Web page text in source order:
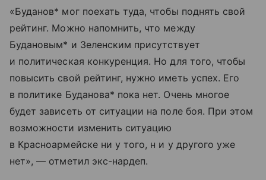
«Буданов* мог поехать туда, чтобы поднять свой
рейтинг. Можно напомнить, что между
Будановым* и Зеленским присутствует
и политическая конкуренция. Но для того, чтобы
повысить свой рейтинг, нужно иметь успех. Его
в политике Буданова* пока нет. Очень многое
будет зависеть от ситуации на поле боя. При этом
возможности изменить ситуацию
в Красноармейске ни у того, н и у другого уже
нет», — отметил экс-нардеп.